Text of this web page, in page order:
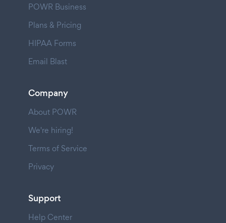
POWR Business
Plans & Pricing
HIPAA Forms
Email Blast
Company
About POWR
We're hiring!
Terms of Service
Privacy
Support
Help Center